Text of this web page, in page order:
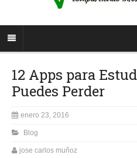
12 Apps para
Puedes Perder
enero 23, 2016
Blog
jose carlos muñoz